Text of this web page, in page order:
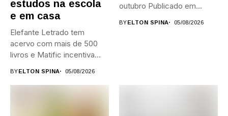
estudos na escola
e em casa
Elefante Letrado tem
acervo com mais de 500
livros e Matific incentiva...
BYELTON SPINA 05/08/2026
outubro Publicado em...
BYELTON SPINA 05/08/2026